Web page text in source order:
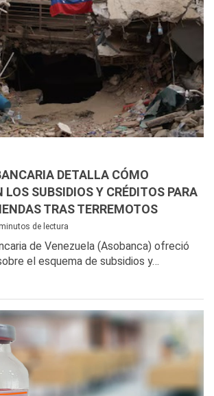
DETALLA CÓMO
SUBSIDIOS Y CRÉDITOS PARA
TRAS TERREMOTOS
de lectura
de Venezuela (Asobanca) ofreció
el esquema de subsidios y…